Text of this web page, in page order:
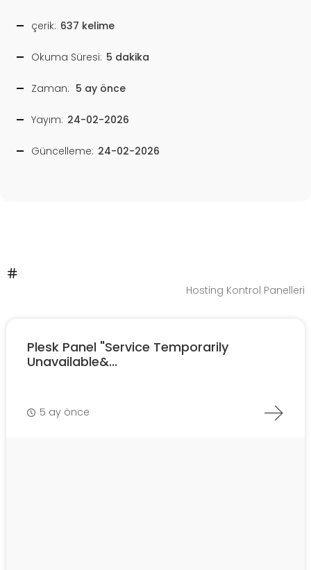
çerik: 637 kelime
Okuma Süresi: 5 dakika
Zaman: 5 ay önce
Yayım: 24-02-2026
Güncelleme: 24-02-2026
Hosting Kontrol Panelleri
Plesk Panel "Service Temporarily
Unavailable&...
5 ay önce